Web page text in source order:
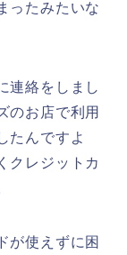
ったみたいな
連絡をしまし
のお店で利用
たんですよ
クレジットカ
が使えずに困